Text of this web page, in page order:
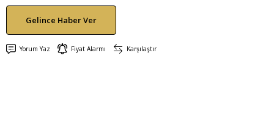
Gelince Haber Ver
Yorum Yaz Fiyat Alarmı Karşılaştır